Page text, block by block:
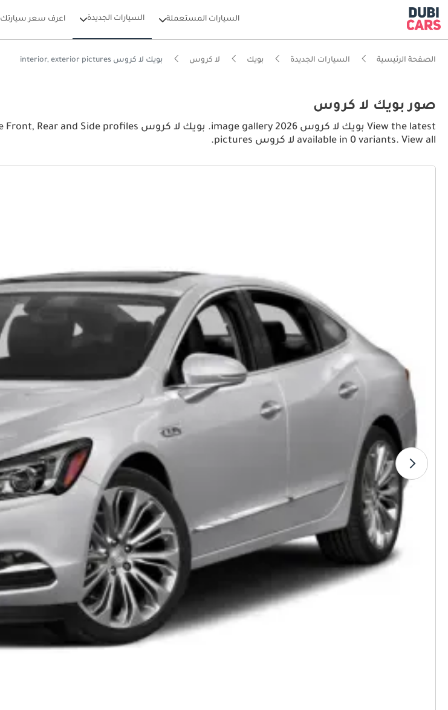
السيارات المستعملة السيارات الجديدة اعرف سعر سيارتك
الصفحة الرئيسية السيارات الجديدة بويك لا كروس بويك لا كروس interior, exterior pictures
صور بويك لا كروس
available in 0 variants. View all لا كروس pictures.